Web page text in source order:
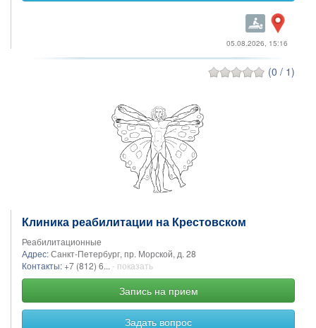
05.08.2026, 15:16
(0 / 1)
Клиника реабилитации на Крестовском
Реабилитационные
Адрес:Санкт-Петербург, пр. Морской, д. 28
Контакты: +7 (812) 6... - показать
Запись на прием
Задать вопрос